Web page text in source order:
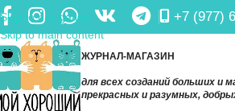
Skip to navigation
Skip to main content
+7 (977)
ЖУРНАЛ-МАГАЗИН
для всех созданий больших и
прекрасных и разумных,